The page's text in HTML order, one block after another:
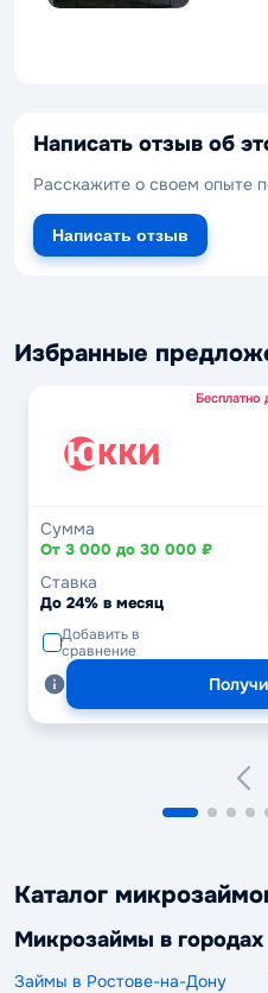
Написать отзыв об
Расскажите о своем опыте
Написать отзыв
Избранные
Бесплатно
Сумма
От 3 000 до 30 000 ₽
Ставка
До 24% в месяц
Добавить в
сравнение
Каталог
Микрозаймы в городах
Займы в Ростове-на-Дону